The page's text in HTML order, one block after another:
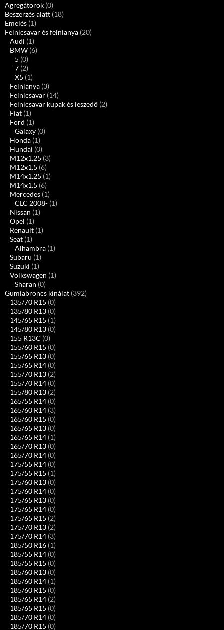
Agregátorok (0)
Beszerzés alatt (18)
Emelés (1)
Felnicsavar és felnianya (20)
Audi (1)
BMW (6)
5 (0)
7 (2)
X5 (1)
Felnianya (3)
Felnicsavar (14)
Felnicsavar kupak és leszedő (2)
Fiat (1)
Ford (1)
Galaxy (0)
Honda (1)
Hundai (0)
M12x1.25 (3)
M12x1.5 (6)
M14x1.25 (1)
M14x1.5 (6)
Mercedes (1)
CLC 2008- (1)
Nissan (1)
Opel (1)
Renault (1)
Seat (1)
Alhambra (1)
Subaru (1)
Suzuki (1)
Volkswagen (1)
Sharan (0)
Gumiabroncs kínálat (392)
135/70 R15 (0)
135/80 R13 (0)
145/65 R15 (1)
145/80 R13 (0)
155 R13C (0)
155/60 R15 (0)
155/65 R13 (0)
155/65 R14 (0)
155/70 R13 (2)
155/70 R14 (0)
155/80 R13 (2)
165/55 R14 (0)
165/60 R14 (3)
165/60 R15 (0)
165/65 R13 (0)
165/65 R14 (1)
165/70 R13 (0)
165/70 R14 (0)
175/55 R14 (0)
175/55 R15 (1)
175/60 R13 (0)
175/60 R14 (0)
175/65 R13 (0)
175/65 R14 (0)
175/65 R15 (2)
175/70 R13 (2)
175/70 R14 (3)
185/50 R16 (1)
185/55 R14 (0)
185/55 R15 (0)
185/60 R13 (0)
185/60 R14 (1)
185/60 R15 (0)
185/65 R14 (2)
185/65 R15 (0)
185/70 R14 (0)
185/70 R15 (0)